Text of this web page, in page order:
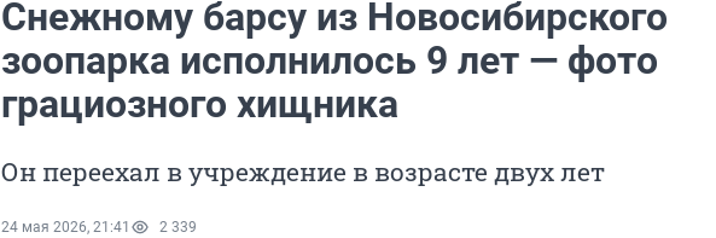
Снежному барсу из Новосибирского
зоопарка исполнилось 9 лет — фото
грациозного хищника
Он переехал в учреждение в возрасте двух лет
24 мая 2026, 21:41 2 339